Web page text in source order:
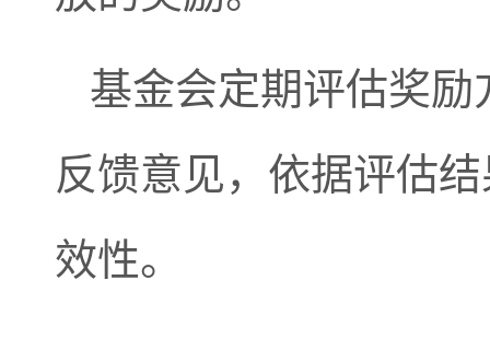
基金会定期评估奖
反馈意见，依据评估
效性。